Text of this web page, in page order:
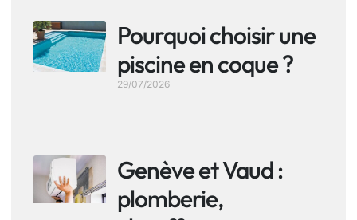
Pourquoi choisir une
piscine en coque ?
29/07/2026
Genève et Vaud :
plomberie,